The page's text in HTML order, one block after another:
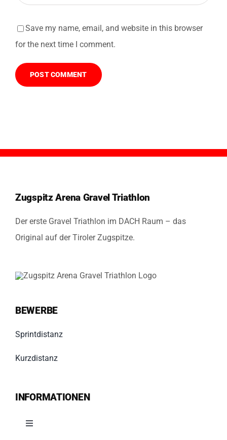
Save my name, email, and website in this browser
for the next time I comment.
Zugspitz Arena Gravel Triathlon
Der erste Gravel Triathlon im DACH Raum – das
Original auf der Tiroler Zugspitze.
BEWERBE
Sprintdistanz
Kurzdistanz
INFORMATIONEN
Toggle